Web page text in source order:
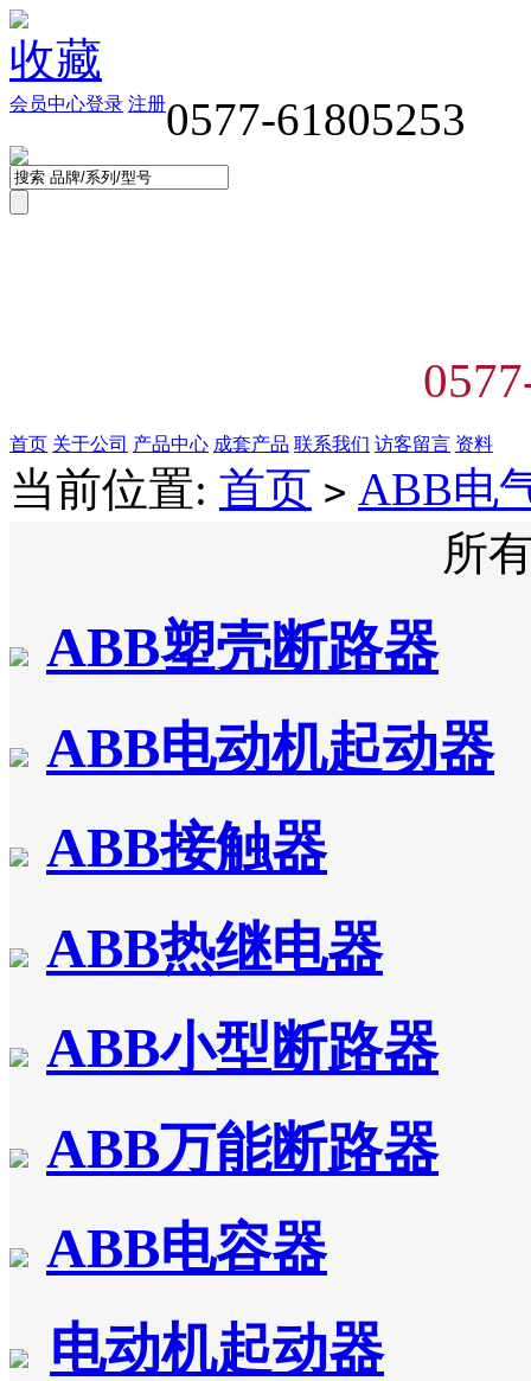
收藏
0577-61805253
登录 注册
会员中心
首页 关于公司 产品中心 成套产品 联系我们 访客留言 资料
当前位置: 首页 > ABB电
所
ABB塑壳断路器
ABB电动机起动器
ABB接触器
ABB热继电器
ABB小型断路器
ABB万能断路器
ABB电容器
电动机起动器